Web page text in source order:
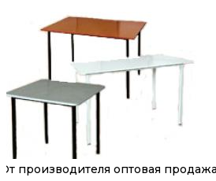
От производителя оптовая